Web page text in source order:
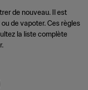
de nouveau. Il est
de vapoter. Ces règles
la liste complète